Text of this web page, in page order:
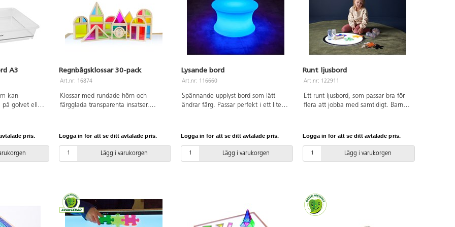
PVC-fri. Används under vuxens
A3
kan
på golvet eller
eller sand.
betyder
vatten kan
pris.
Regnbågsklossar 30-pack
Art.nr: 16874
Klossar med rundade hörn och
färgglada transparenta insatser.
och mönster. Klossarna kan även
ljusbord. Innehåller klossar i olika
former. FSC-märkt bokträ. PVC-fri.
Logga in för att se ditt avtalade pris.
Lägg i varukorgen
Lysande bord
Art.nr: 116660
Spännande upplyst bord som lätt
ändrar färg. Passar perfekt i ett lite
fjärrkontroll där man kan ändra till 16
varmröd. Ljusbordet är batteridrivet
och laddas i vanlig kontakt. Med
kan det användas varhelst det
behövs. Extra strömsladd/adapter till
Logga in för att se ditt avtalade pris.
Lägg i varukorgen
Runt ljusbord
Art.nr: 122911
Ett runt ljusbord, som passar bra för
flera att jobba med samtidigt. Barnen
med olika bildtekniker och leka med
brinntid på 50 000 timmar, 3 olika
ljusstyrkor, notera att man får hålla
ø 60 cm. Slimline och rundade kanter
för lätt avtorkning. Material: Akryl.
PVC-fri. Från 3 år.
Logga in för att se ditt avtalade pris.
Lägg i varukorgen